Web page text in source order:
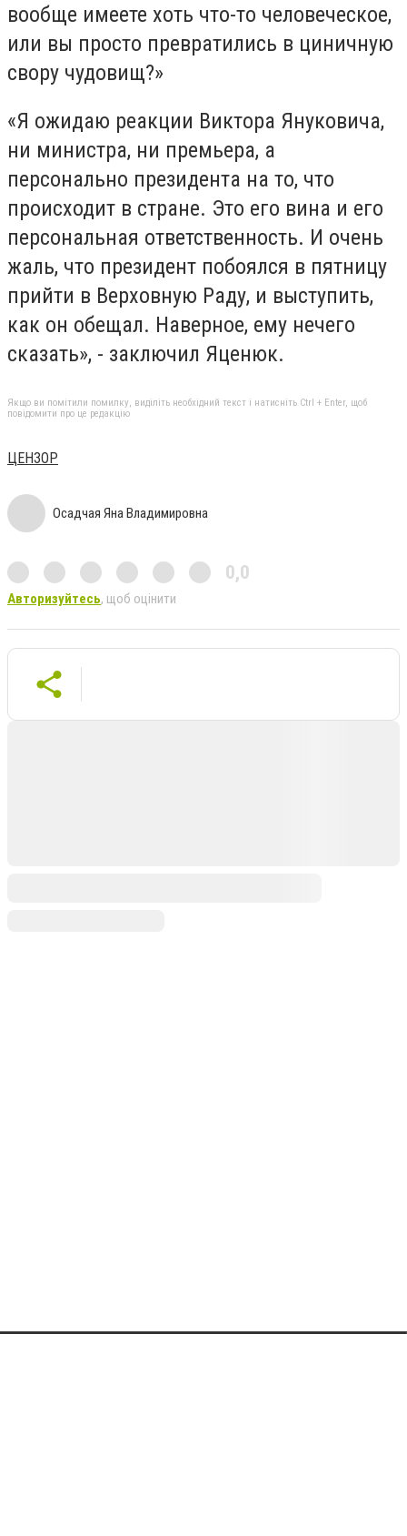
вообще имеете хоть что-то человеческое,
или вы просто превратились в циничную
свору чудовищ?»
«Я ожидаю реакции Виктора Януковича,
ни министра, ни премьера, а
персонально президента на то, что
происходит в стране. Это его вина и его
персональная ответственность. И очень
жаль, что президент побоялся в пятницу
прийти в Верховную Раду, и выступить,
как он обещал. Наверное, ему нечего
сказать», - заключил Яценюк.
Якщо ви помітили помилку, виділіть необхідний текст і натисніть Ctrl + Enter, щоб
повідомити про це редакцію
ЦЕНЗОР
Осадчая Яна Владимировна
0,0
Авторизуйтесь, щоб оцінити